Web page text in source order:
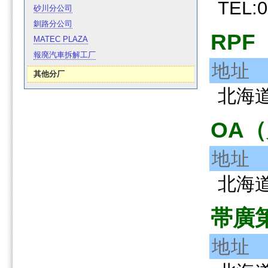
砂川分公司
釧路分公司
MATEC PLAZA
報廃汽車拆解工厂
其他分厂
RPF
地址
北海
OA
地址
北海
帯廣
地址